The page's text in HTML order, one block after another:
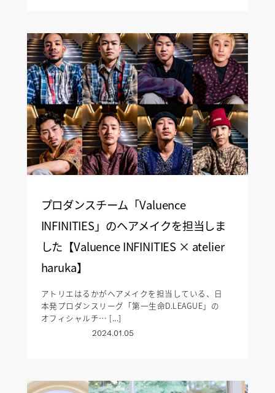
プロダンスチーム「Valuence
INFINITIES」のヘアメイクを担当しま
した【Valuence INFINITIES × atelier
haruka】
アトリエはるかがヘアメイクを担当している、日
本発プロダンスリーグ「第一生命D.LEAGUE」の
オフィシャルチ… [...]
2024.01.05